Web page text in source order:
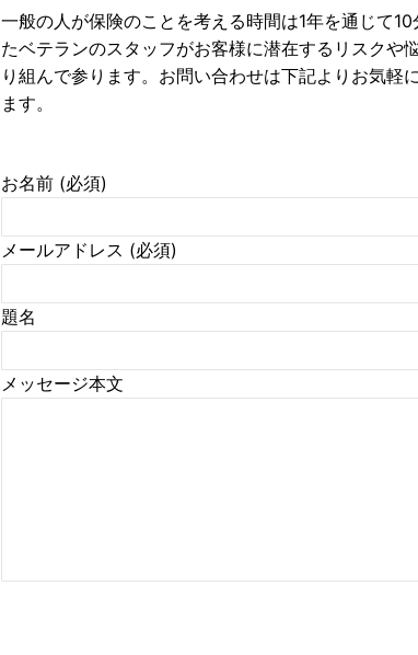
一般の人が保険のことを考える時間は1年を通じて
たベテランのスタッフがお客様に潜在するリスクや
り組んで参ります。お問い合わせは下記よりお気
ます。
お名前 (必須)
メールアドレス (必須)
題名
メッセージ本文